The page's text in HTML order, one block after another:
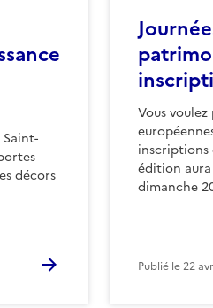
décors
Vous
inscriptions
édition aura
dimanche
Publié le22